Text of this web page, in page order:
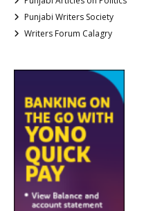
Punjabi Writers Society
Writers Forum Calagry